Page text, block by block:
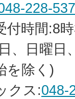
228-
付時間:8
、日曜日
を除く)
クス:048-